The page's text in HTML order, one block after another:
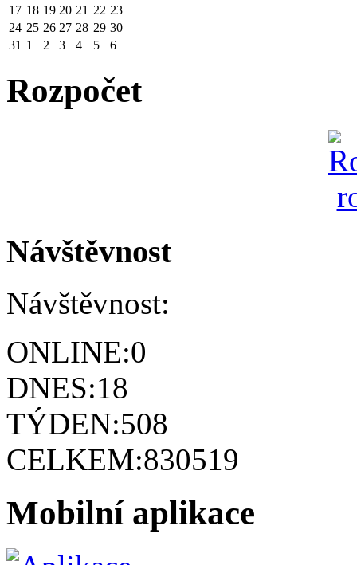
17 18 19 20 21 22 23
24 25 26 27 28 29 30
31 1 2 3 4 5 6
Rozpočet
Návštěvnost
Návštěvnost:
ONLINE:0
DNES:18
TÝDEN:508
CELKEM:830519
Mobilní aplikace